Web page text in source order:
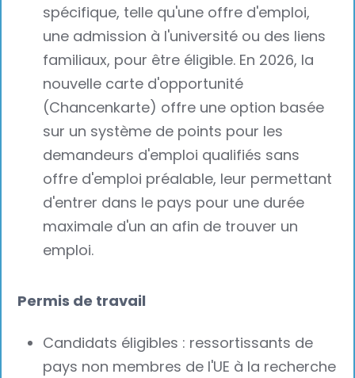
spécifique, telle qu'une offre d'emploi,
une admission à l'université ou des liens
familiaux, pour être éligible. En 2026, la
nouvelle carte d'opportunité
(Chancenkarte) offre une option basée
sur un système de points pour les
demandeurs d'emploi qualifiés sans
offre d'emploi préalable, leur permettant
d'entrer dans le pays pour une durée
maximale d'un an afin de trouver un
emploi.
Permis de travail
Candidats éligibles : ressortissants de
pays non membres de l'UE à la recherche